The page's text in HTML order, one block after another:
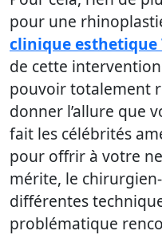
pour une
clinique esthetique
de cette
pouvoir totalement
donner l’allure que
fait les célébrités
pour offrir à votre
mérite, le
différentes
problématique